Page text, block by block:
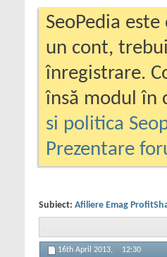
SeoPedia
un cont,
înregistrare.
însă modul în
si politica
Prezentare
Subiect: Afiliere Emag
16th April 2013, 12:30